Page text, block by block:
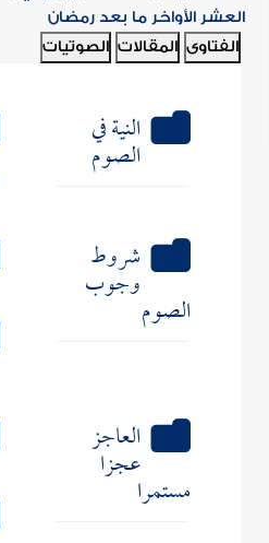
العشر الأواخر ما بعد رمضان
الفتاوى المقالات الصوتيات
النية في
الصوم
شروط
وجوب
الصوم
العاجز
عجزا
مستمرا